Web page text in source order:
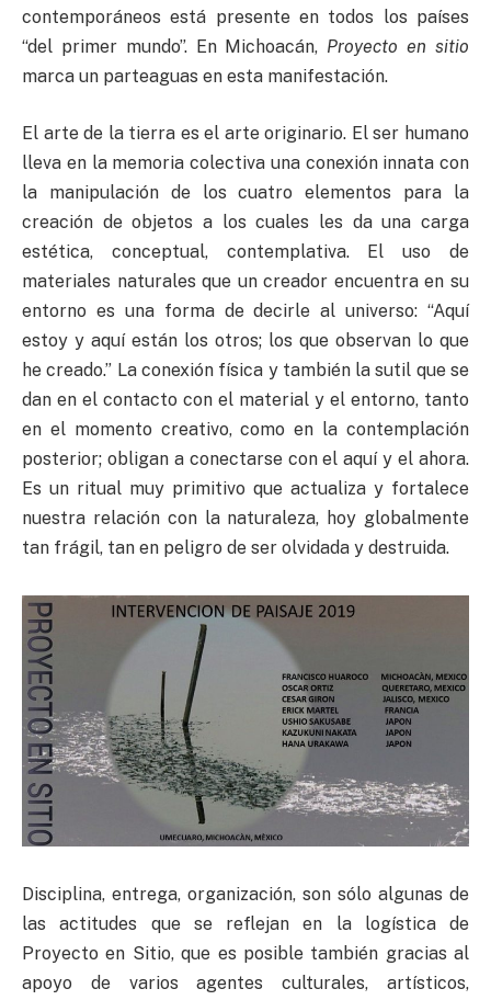
contemporáneos está presente en todos los países
“del primer mundo”. En Michoacán, Proyecto en sitio
marca un parteaguas en esta manifestación.
El arte de la tierra es el arte originario. El ser humano
lleva en la memoria colectiva una conexión innata con
la manipulación de los cuatro elementos para la
creación de objetos a los cuales les da una carga
estética, conceptual, contemplativa. El uso de
materiales naturales que un creador encuentra en su
entorno es una forma de decirle al universo: “Aquí
estoy y aquí están los otros; los que observan lo que
he creado.” La conexión física y también la sutil que se
dan en el contacto con el material y el entorno, tanto
en el momento creativo, como en la contemplación
posterior; obligan a conectarse con el aquí y el ahora.
Es un ritual muy primitivo que actualiza y fortalece
nuestra relación con la naturaleza, hoy globalmente
tan frágil, tan en peligro de ser olvidada y destruida.
Disciplina, entrega, organización, son sólo algunas de
las actitudes que se reflejan en la logística de
Proyecto en Sitio, que es posible también gracias al
apoyo de varios agentes culturales, artísticos,